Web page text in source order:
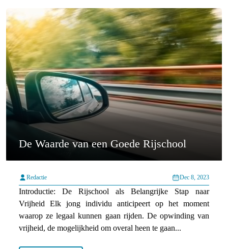
De Waarde van een Goede Rijschool
Redactie Dec 8, 2023
Introductie: De Rijschool als Belangrijke Stap naar
Vrijheid Elk jong individu anticipeert op het moment
waarop ze legaal kunnen gaan rijden. De opwinding van
vrijheid, de mogelijkheid om overal heen te gaan...